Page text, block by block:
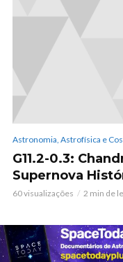
Astronomia, Astrofísica e
G11.2-0.3:
Supernova
60 visualizações 2 min de